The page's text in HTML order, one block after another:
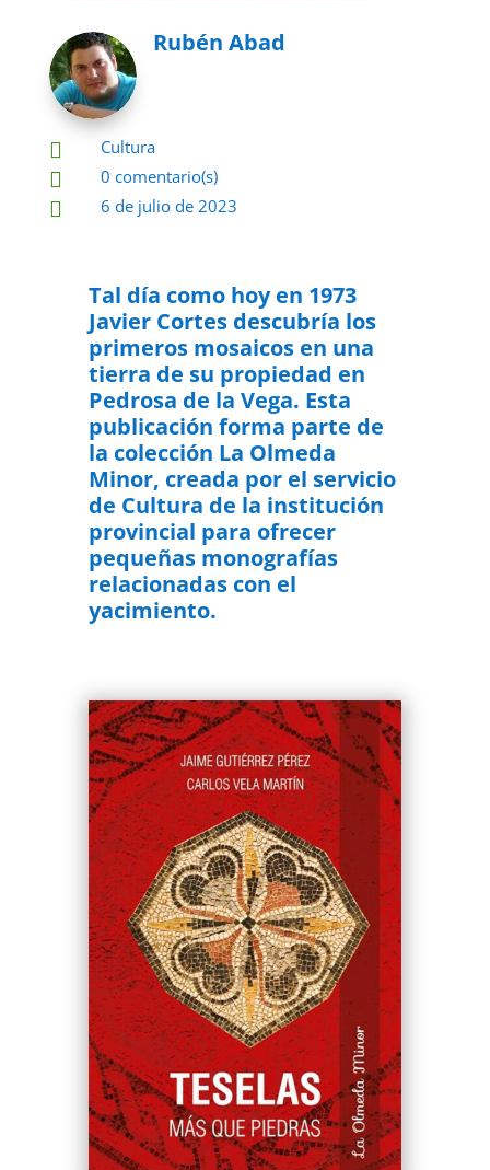
Rubén Abad
 Cultura
 0 comentario(s)
 6 de julio de 2023
Tal día como hoy en 1973
Javier Cortes descubría los
primeros mosaicos en una
tierra de su propiedad en
Pedrosa de la Vega. Esta
publicación forma parte de
la colección La Olmeda
Minor, creada por el servicio
de Cultura de la institución
provincial para ofrecer
pequeñas monografías
relacionadas con el
yacimiento.